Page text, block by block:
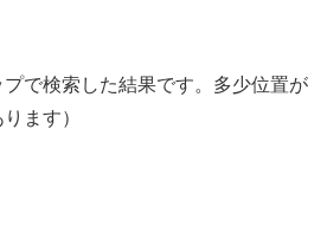
プで検索した結果です。多少位置が
ます）